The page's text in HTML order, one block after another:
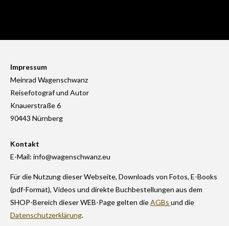
Impressum
Meinrad Wagenschwanz
Reisefotograf und Autor
Knauerstraße 6
90443 Nürnberg
Kontakt
E-Mail: info@wagenschwanz.eu
Für die Nutzung dieser Webseite, Downloads von Fotos, E-Books
(pdf-Format), Videos und direkte Buchbestellungen aus dem
SHOP-Bereich dieser WEB-Page gelten dieAGBs und die
Datenschutzerklärung.